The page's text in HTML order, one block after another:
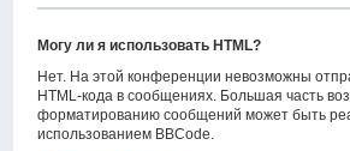
Могу ли я использовать HTML?
Нет. На этой конференции невозможны
HTML-кода в сообщениях. Большая часть
форматированию сообщений может быть
использованием BBCode.